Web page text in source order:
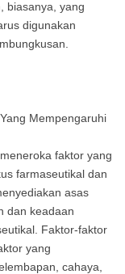
biasanya, yang
digunakan
Mempengaruhi
faktor yang
farmaseutikal dan
asas
dan keadaan
Faktor-faktor
yang
cahaya,